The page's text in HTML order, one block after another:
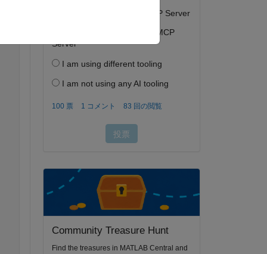
Community Treasure Hunt
Find the treasures in MATLAB Central and